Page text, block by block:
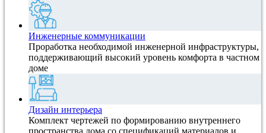
Инженерные коммуникации
Проработка необходимой инженерной инфраструктуры,
поддерживающий высокий уровень комфорта в частном
доме
Дизайн интерьера
Комплект чертежей по формированию внутреннего
пространства дома со спецификаций материалов и